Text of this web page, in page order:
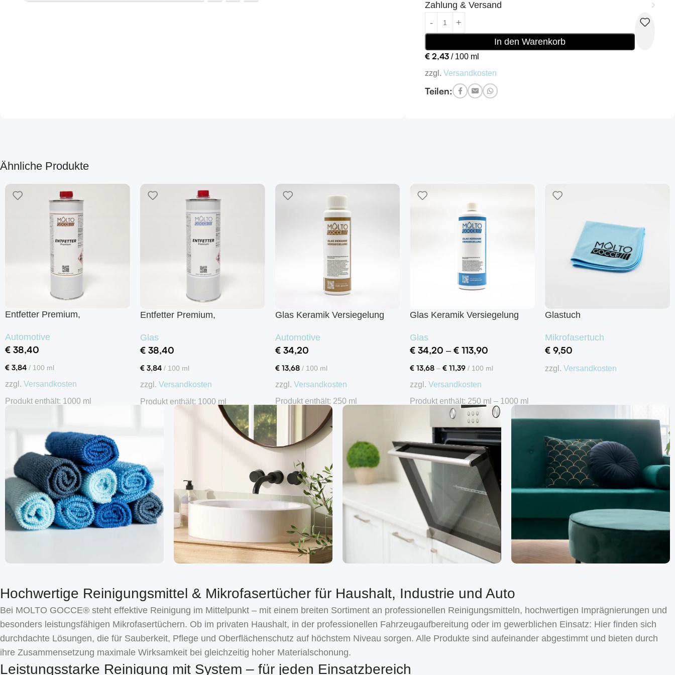
Zahlung & Versand
In den Warenkorb
€ 2,43 / 100 ml
zzgl.Versandkosten
Teilen:
Ähnliche Produkte
Entfetter Premium,
Automotive
€ 38,40
€ 3,84 / 100 ml
zzgl. Versandkosten
Produkt enthält: 1000 ml
Entfetter Premium,
Glas
€38,40
€3,84/ 100 ml
zzgl. Versandkosten
Produkt enthält: 1000 ml
Glas Keramik Versiegelung
Automotive
€34,20
€13,68/ 100 ml
zzgl. Versandkosten
Produkt enthält: 250 ml
In den Warenkorb
Glas Keramik Versiegelung
Glas
€ 34,20 –€ 113,90
€ 13,68 –€ 11,39 / 100 ml
zzgl.Versandkosten
Produkt enthält: 250 ml – 1000 ml
Ausführung wählen
Glastuch
Mikrofasertuch
€ 9,50
zzgl.Versandkosten
Hochwertige Reinigungsmittel & Mikrofasertücher für Haushalt, Industrie und Auto
Bei MOLTO GOCCE® steht effektive Reinigung im Mittelpunkt – mit einem breiten Sortiment an professionellen Reinigungsmitteln, hochwertigen Imprägnierungen und
besonders leistungsfähigen Mikrofasertüchern. Ob im privaten Haushalt, in der professionellen Fahrzeugaufbereitung oder im gewerblichen Einsatz: Hier finden sich
durchdachte Lösungen, die für Sauberkeit, Pflege und Oberflächenschutz auf höchstem Niveau sorgen. Alle Produkte sind aufeinander abgestimmt und bieten durch
ihre Zusammensetzung maximale Wirksamkeit bei gleichzeitig hoher Materialschonung.
Leistungsstarke Reinigung mit System – für jeden Einsatzbereich